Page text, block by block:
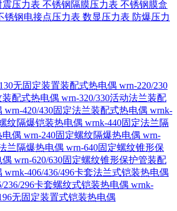
压力表 不锈钢隔膜压力表 不锈钢膜盒
锈钢电接点压力表 数显压力表 防爆压力
无固定装置装配式热电偶 wrn-220/230
装配式热电偶 wrn-320/330活动法兰装配
wrn-420/430固定法兰装配式热电偶 wrnk-
纹隔爆铠装热电偶 wrnk-440固定法兰隔
电偶 wrn-240固定螺纹隔爆热电偶 wrn-
兰隔爆热电偶 wrn-640固定螺纹锥形保
偶 wrn-620/630固定螺纹锥形保护管装配
wrnk-406/436/496卡套法兰式铠装热电偶
236/296卡套螺纹式铠装热电偶 wrnk-
无固定装置式铠装热电偶